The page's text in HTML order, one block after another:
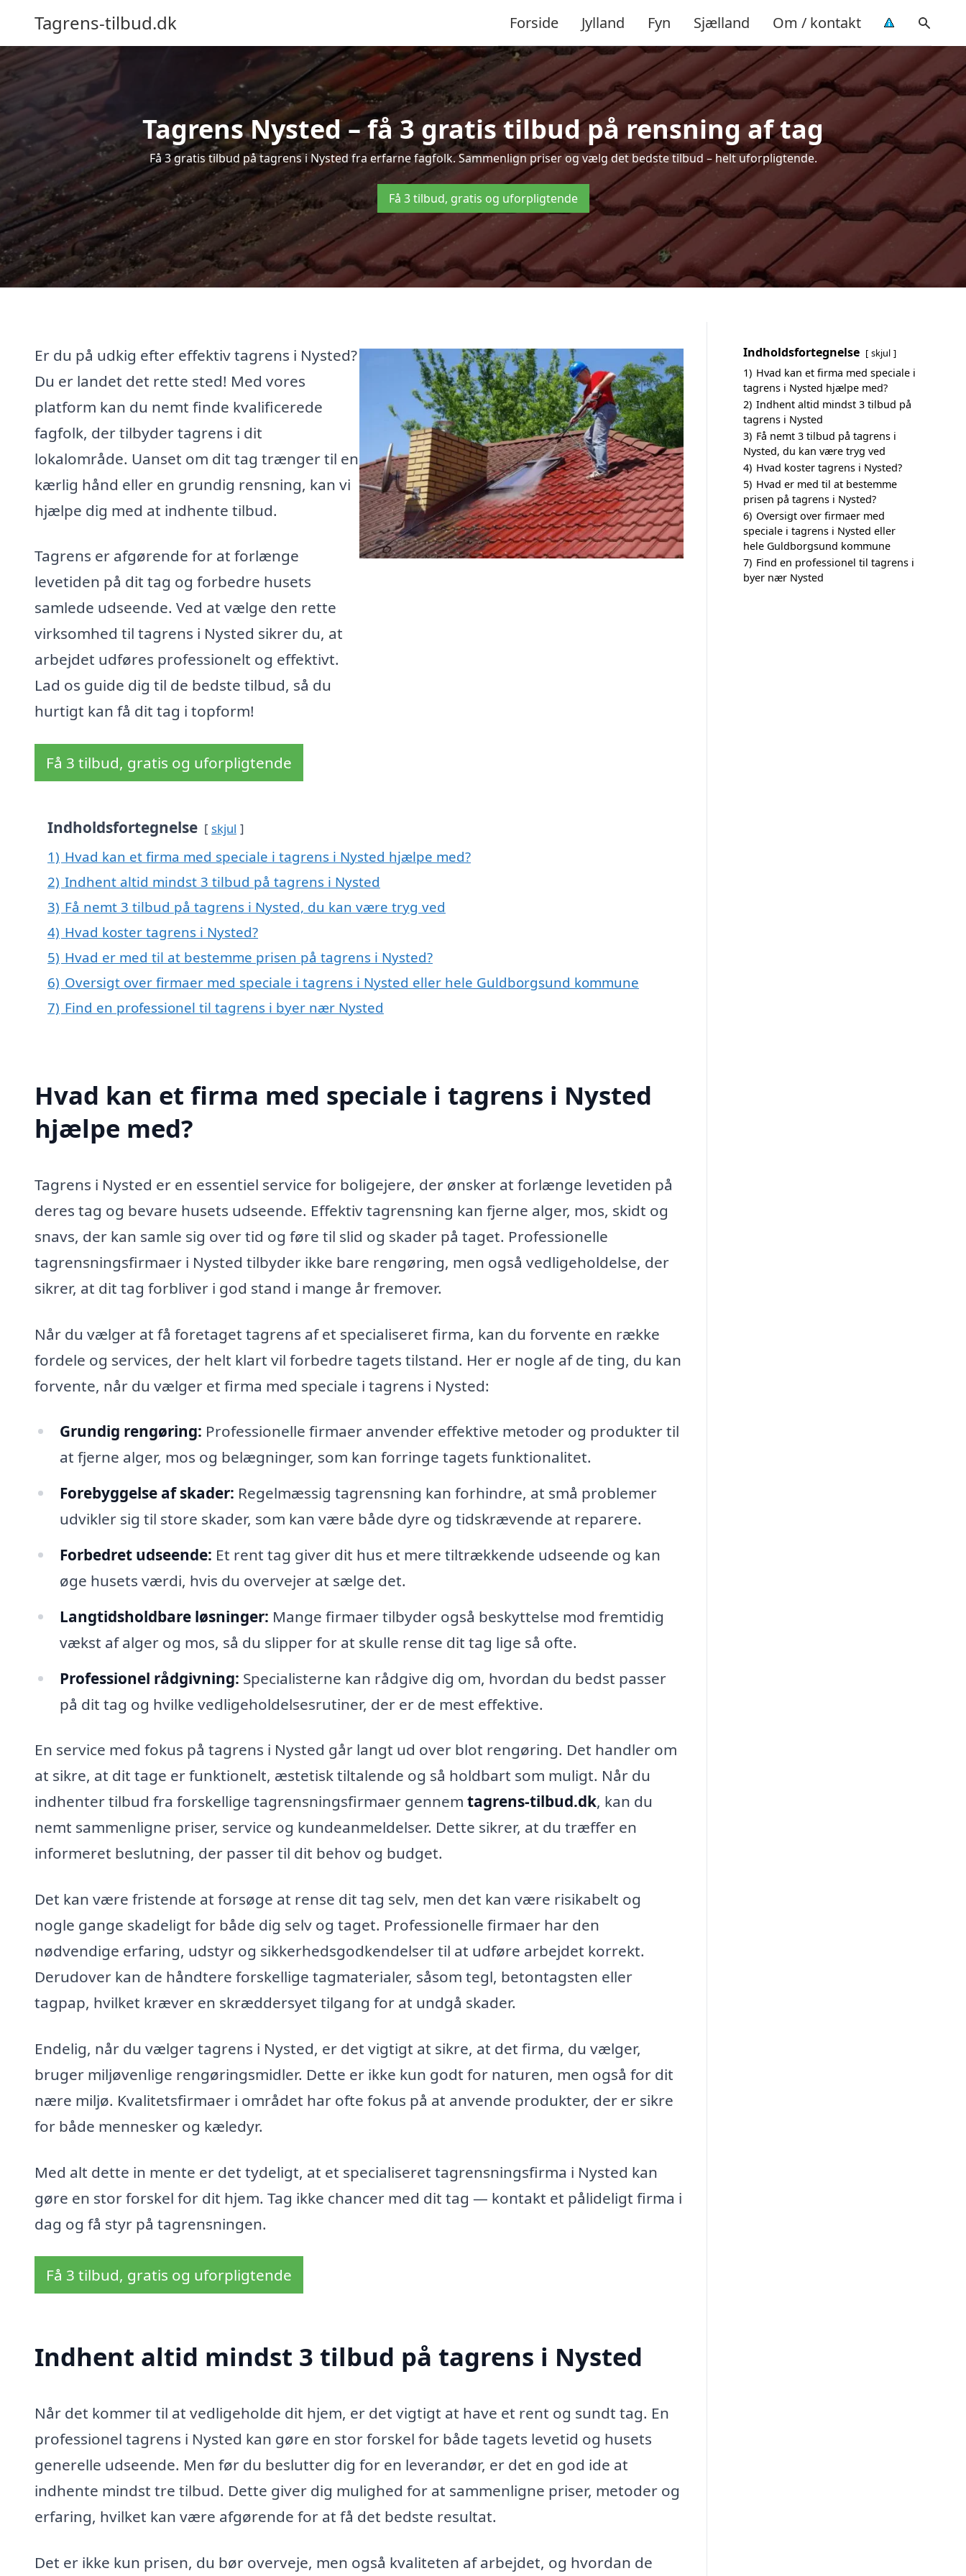
Tagrens-tilbud.dk Forside Jylland Fyn Sjælland Om / kontakt
Tagrens Nysted – få 3 gratis tilbud på rensning af tag
Få 3 gratis tilbud på tagrens i Nysted fra erfarne fagfolk. Sammenlign priser og vælg det bedste tilbud – helt uforpligtende.
Få 3 tilbud, gratis og uforpligtende
Er du på udkig efter effektiv tagrens i Nysted?
Du er landet det rette sted! Med vores
platform kan du nemt finde kvalificerede
fagfolk, der tilbyder tagrens i dit
lokalområde. Uanset om dit tag trænger til en
kærlig hånd eller en grundig rensning, kan vi
hjælpe dig med at indhente tilbud.
Tagrens er afgørende for at forlænge
levetiden på dit tag og forbedre husets
samlede udseende. Ved at vælge den rette
virksomhed til tagrens i Nysted sikrer du, at
arbejdet udføres professionelt og effektivt.
Lad os guide dig til de bedste tilbud, så du
hurtigt kan få dit tag i topform!
Få 3 tilbud, gratis og uforpligtende
Indholdsfortegnelse skjul
1) Hvad kan et firma med speciale i tagrens i Nysted hjælpe med?
2) Indhent altid mindst 3 tilbud på tagrens i Nysted
3) Få nemt 3 tilbud på tagrens i Nysted, du kan være tryg ved
4) Hvad koster tagrens i Nysted?
5) Hvad er med til at bestemme prisen på tagrens i Nysted?
6) Oversigt over firmaer med speciale i tagrens i Nysted eller hele Guldborgsund kommune
7) Find en professionel til tagrens i byer nær Nysted
Hvad kan et firma med speciale i tagrens i Nysted
hjælpe med?
Tagrens i Nysted er en essentiel service for boligejere, der ønsker at forlænge levetiden på
deres tag og bevare husets udseende. Effektiv tagrensning kan fjerne alger, mos, skidt og
snavs, der kan samle sig over tid og føre til slid og skader på taget. Professionelle
tagrensningsfirmaer i Nysted tilbyder ikke bare rengøring, men også vedligeholdelse, der
sikrer, at dit tag forbliver i god stand i mange år fremover.
Når du vælger at få foretaget tagrens af et specialiseret firma, kan du forvente en række
fordele og services, der helt klart vil forbedre tagets tilstand. Her er nogle af de ting, du kan
forvente, når du vælger et firma med speciale i tagrens i Nysted:
Grundig rengøring: Professionelle firmaer anvender effektive metoder og produkter til
at fjerne alger, mos og belægninger, som kan forringe tagets funktionalitet.
Forebyggelse af skader: Regelmæssig tagrensning kan forhindre, at små problemer
udvikler sig til store skader, som kan være både dyre og tidskrævende at reparere.
Forbedret udseende: Et rent tag giver dit hus et mere tiltrækkende udseende og kan
øge husets værdi, hvis du overvejer at sælge det.
Langtidsholdbare løsninger: Mange firmaer tilbyder også beskyttelse mod fremtidig
vækst af alger og mos, så du slipper for at skulle rense dit tag lige så ofte.
Professionel rådgivning: Specialisterne kan rådgive dig om, hvordan du bedst passer
på dit tag og hvilke vedligeholdelsesrutiner, der er de mest effektive.
En service med fokus på tagrens i Nysted går langt ud over blot rengøring. Det handler om
at sikre, at dit tage er funktionelt, æstetisk tiltalende og så holdbart som muligt. Når du
indhenter tilbud fra forskellige tagrensningsfirmaer gennem tagrens-tilbud.dk, kan du
nemt sammenligne priser, service og kundeanmeldelser. Dette sikrer, at du træffer en
informeret beslutning, der passer til dit behov og budget.
Det kan være fristende at forsøge at rense dit tag selv, men det kan være risikabelt og
nogle gange skadeligt for både dig selv og taget. Professionelle firmaer har den
nødvendige erfaring, udstyr og sikkerhedsgodkendelser til at udføre arbejdet korrekt.
Derudover kan de håndtere forskellige tagmaterialer, såsom tegl, betontagsten eller
tagpap, hvilket kræver en skræddersyet tilgang for at undgå skader.
Endelig, når du vælger tagrens i Nysted, er det vigtigt at sikre, at det firma, du vælger,
bruger miljøvenlige rengøringsmidler. Dette er ikke kun godt for naturen, men også for dit
nære miljø. Kvalitetsfirmaer i området har ofte fokus på at anvende produkter, der er sikre
for både mennesker og kæledyr.
Med alt dette in mente er det tydeligt, at et specialiseret tagrensningsfirma i Nysted kan
gøre en stor forskel for dit hjem. Tag ikke chancer med dit tag — kontakt et pålideligt firma i
dag og få styr på tagrensningen.
Få 3 tilbud, gratis og uforpligtende
Indhent altid mindst 3 tilbud på tagrens i Nysted
Når det kommer til at vedligeholde dit hjem, er det vigtigt at have et rent og sundt tag. En
professionel tagrens i Nysted kan gøre en stor forskel for både tagets levetid og husets
generelle udseende. Men før du beslutter dig for en leverandør, er det en god ide at
indhente mindst tre tilbud. Dette giver dig mulighed for at sammenligne priser, metoder og
erfaring, hvilket kan være afgørende for at få det bedste resultat.
Det er ikke kun prisen, du bør overveje, men også kvaliteten af arbejdet, og hvordan de
Indholdsfortegnelse skjul
1) Hvad kan et firma med speciale i
tagrens i Nysted hjælpe med?
2) Indhent altid mindst 3 tilbud på
tagrens i Nysted
3) Få nemt 3 tilbud på tagrens i
Nysted, du kan være tryg ved
4) Hvad koster tagrens i Nysted?
5) Hvad er med til at bestemme
prisen på tagrens i Nysted?
6) Oversigt over firmaer med
speciale i tagrens i Nysted eller
hele Guldborgsund kommune
7) Find en professionel til tagrens i
byer nær Nysted